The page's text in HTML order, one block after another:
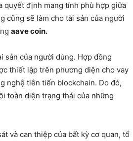
quyết định mang tính phù hợp giữa
cũng sẽ làm cho tài sản của người
aave coin.
sản của người dùng. Hợp đồng
thiết lập trên phương diện cho vay
nghệ tiên tiến blockchain. Do đó,
toàn diện trạng thái của những
và can thiệp của bất kỳ cơ quan, tổ